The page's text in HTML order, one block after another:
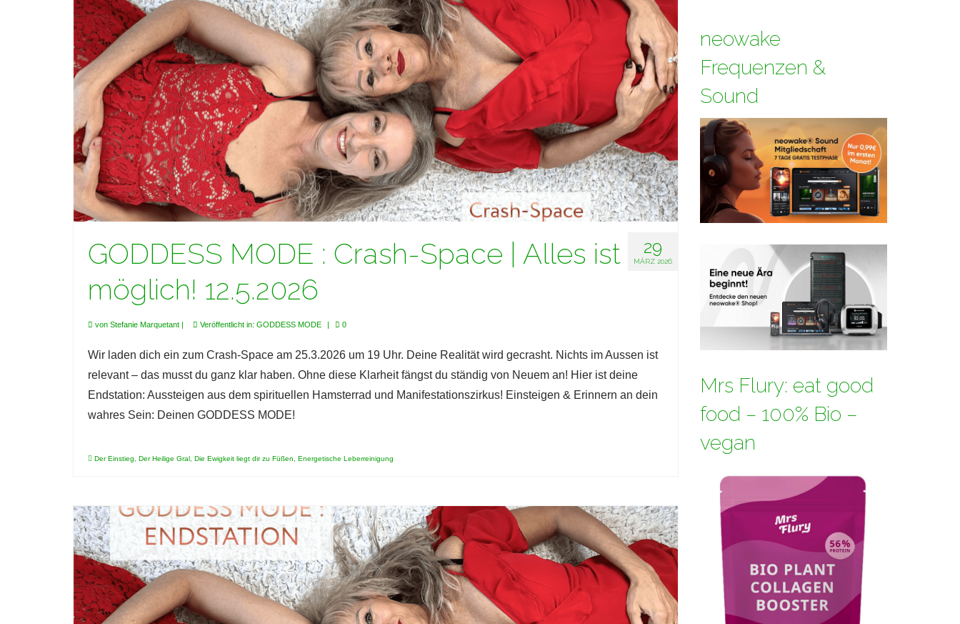
29
MÄRZ 2026
GODDESS MODE : Crash-Space | Alles ist
möglich! 12.5.2026
von Stefanie Marquetant Veröffentlicht in: GODDESS MODE 0
Wir laden dich ein zum Crash-Space am 25.3.2026 um 19 Uhr. Deine Realität wird gecrasht. Nichts im Aussen ist
relevant – das musst du ganz klar haben. Ohne diese Klarheit fängst du ständig von Neuem an! Hier ist deine
Endstation: Aussteigen aus dem spirituellen Hamsterrad und Manifestationszirkus! Einsteigen & Erinnern an dein
wahres Sein: Deinen GODDESS MODE!
Der Einstieg, Der Heilige Gral, Die Ewigkeit liegt dir zu Füßen, Energetische Leberreinigung
neowake
Frequenzen &
Sound
Mrs Flury: eat good
food – 100% Bio –
vegan